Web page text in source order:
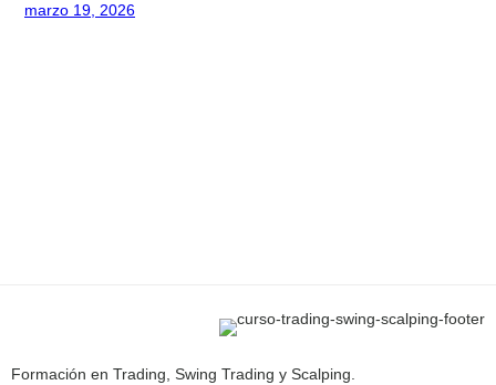
marzo 19, 2026
Formación en Trading, Swing Trading y Scalping.